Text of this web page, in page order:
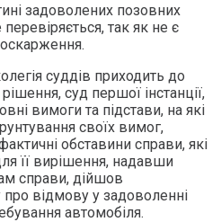
задоволених позовних
так як не є
суддів приходить до
суд першої інстанції,
вимоги та підстави, на які
своїх вимог,
обставини справи, які
її вирішення, надавши
справи, дійшов
відмову у задоволенні
автомобіля.